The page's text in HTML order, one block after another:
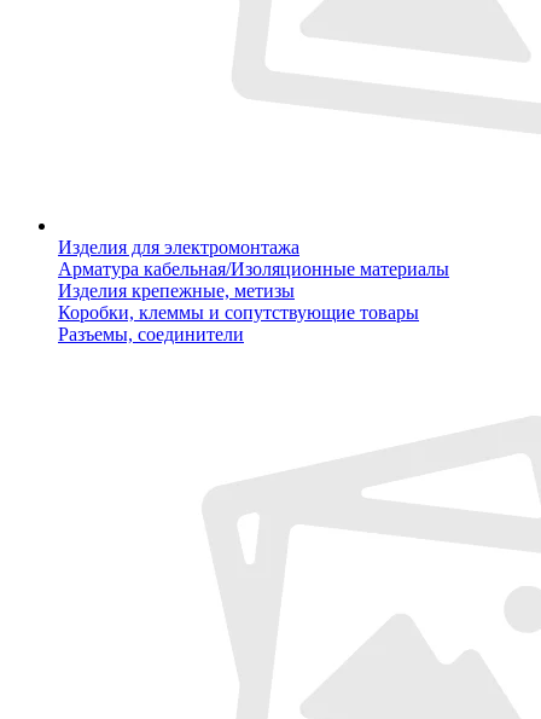
Изделия для электромонтажа
Арматура кабельная/Изоляционные материалы
Изделия крепежные, метизы
Коробки, клеммы и сопутствующие товары
Разъемы, соединители